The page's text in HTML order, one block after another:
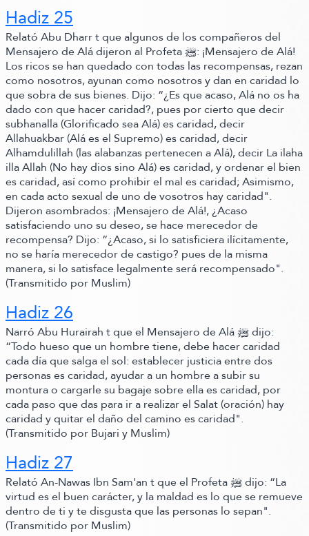
Hadiz 25
Relató Abu Dharr t que algunos de los compañeros del
Mensajero de Alá dijeron al Profeta ﷺ‬: ¡Mensajero de Alá!
Los ricos se han quedado con todas las recompensas, rezan
como nosotros, ayunan como nosotros y dan en caridad lo
que sobra de sus bienes. Dijo: “¿Es que acaso, Alá no os ha
dado con que hacer caridad?, pues por cierto que decir
subhanalla(Glorificado sea Alá)es caridad, decir
Allahuakbar(Alá es el Supremo)es caridad, decir
Alhamdulillah (las alabanzas pertenecen a Alá), decir La ilaha
illa Allah (No hay dios sino Alá)es caridad, y ordenar el bien
es caridad, así como prohibir el mal es caridad; Asimismo,
en cada acto sexual de uno de vosotros hay caridad".
Dijeron asombrados: ¡Mensajero de Alá!, ¿Acaso
satisfaciendo uno su deseo,se hace merecedor de
recompensa? Dijo: “¿Acaso, si lo satisficiera ilícitamente,
no se haría merecedor de castigo? pues de la misma
manera, si lo satisface legalmente será recompensado".
(Transmitido por Muslim)
Hadiz 26
Narró Abu Hurairah t que el Mensajero de Alá ﷺ‬ dijo:
“Todo hueso que un hombre tiene,debe hacer caridad
cada día que salga el sol:establecer justicia entre dos
personas es caridad, ayudar a un hombre a subir su
montura o cargarle su bagaje sobre ella es caridad, por
cada paso que das para ir a realizar el Salat(oración)hay
caridad y quitar el daño del camino es caridad".
(Transmitido por Bujari y Muslim)
Hadiz 27
Relató An- Nawas Ibn Sam'an t que el Profeta ﷺ‬ dijo: “La
virtud es el buen carácter, y la maldad es lo que se remueve
dentro de ti y te disgusta que las personas lo sepan".
(Transmitido por Muslim)